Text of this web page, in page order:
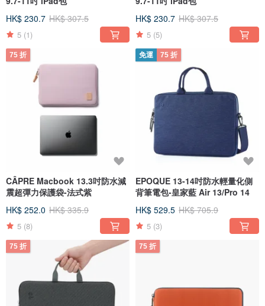
HK$ 230.7 HK$ 307.5
5 (1)
HK$ 230.7 HK$ 307.5
5 (5)
75 折
CÂPRE Macbook 13.3吋防水減
震超彈力保護袋-法式紫
HK$ 252.0 HK$ 335.9
5 (8)
免運 75 折
EPOQUE 13-14吋防水輕量化側
背筆電包-皇家藍 Air 13/Pro 14
HK$ 529.5 HK$ 705.9
5 (3)
75 折 75 折